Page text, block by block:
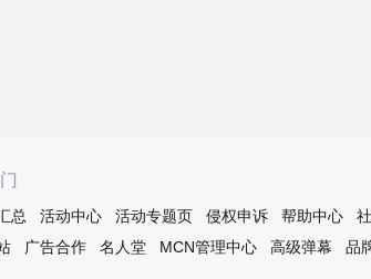
总 活动中心 活动专题页 侵权申诉 帮助中心
广告合作 名人堂 MCN管理中心 高级弹幕 品